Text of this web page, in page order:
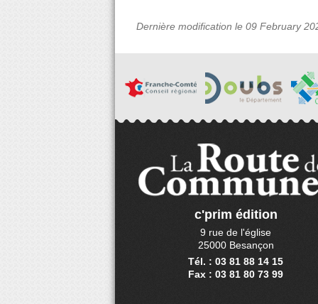
Dernière modification le 09 February
c'prim édition
9 rue de l'église
25000 Besançon
Tél. : 03 81 88 14 15
Fax : 03 81 80 73 99